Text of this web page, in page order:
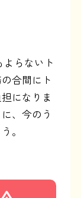
らないト
合間にト
になりま
、今のう
。